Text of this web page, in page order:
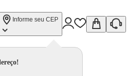
Informe seu CEP